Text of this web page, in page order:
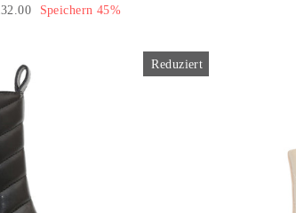
Speichern 45%
Reduziert